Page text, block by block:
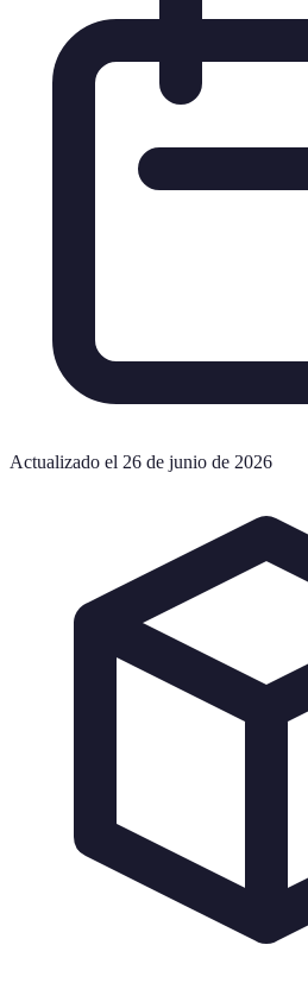
Actualizado el 26 de junio de 2026